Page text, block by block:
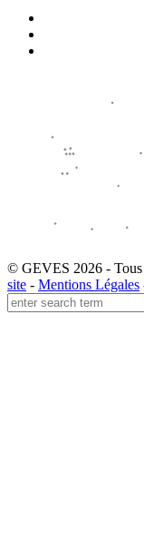
© GEVES 2026 - Tous
site - Mentions Légales